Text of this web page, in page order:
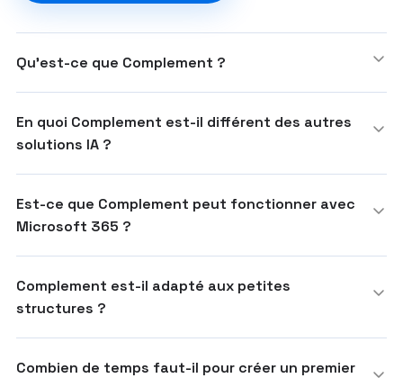
Qu'est-ce que Complement ?
En quoi Complement est-il différent des autres
solutions IA ?
Est-ce que Complement peut fonctionner avec
Microsoft 365 ?
Complement est-il adapté aux petites
structures ?
Combien de temps faut-il pour créer un premier